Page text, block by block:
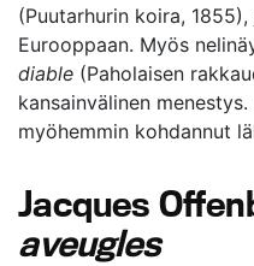
(Puutarhurin koira,
Eurooppaan. Myös
diable (Paholaisen
kansainvälinen
myöhemmin kohdannut
Jacques
aveugles